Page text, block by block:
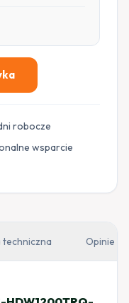
robocze
wsparcie
techniczna Opinie